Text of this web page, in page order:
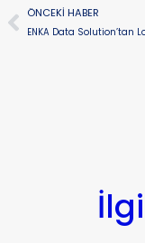
ÖNCEKI HABER